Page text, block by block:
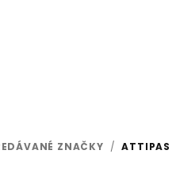
ZNAČKY / ATTIPAS